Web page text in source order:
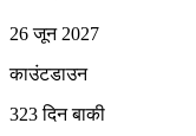
26 जून 2027
काउंटडाउन
323 दिन बाकी